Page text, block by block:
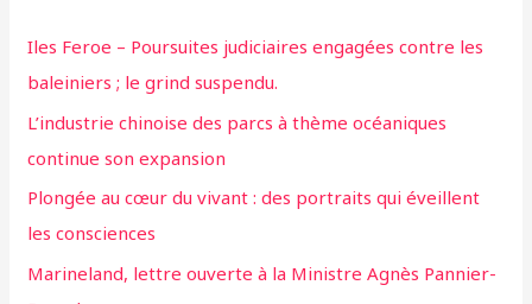
Iles Feroe – Poursuites judiciaires engagées contre les
baleiniers ; le grind suspendu.
L’industrie chinoise des parcs à thème océaniques
continue son expansion
Plongée au cœur du vivant : des portraits qui éveillent
les consciences
Marineland, lettre ouverte à la Ministre Agnès Pannier-